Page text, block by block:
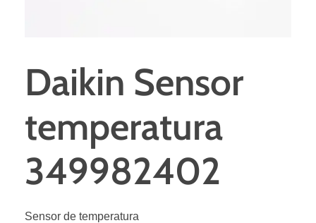
Daikin Sensor
temperatura
349982402
Sensor de temperatura